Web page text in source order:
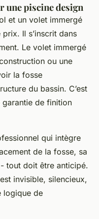
piscine design
et un volet immergé
Il s’inscrit dans
Le volet immergé
ou une
la fosse
du bassin. C’est
garantie de finition
qui intègre
de la fosse, sa
tout doit être anticipé.
invisible, silencieux,
logique de